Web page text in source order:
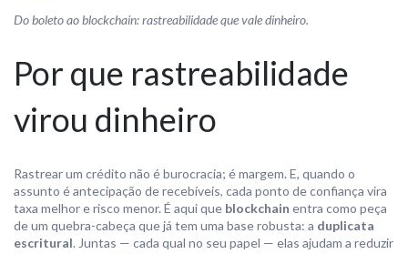
Do boleto ao blockchain: rastreabilidade que vale dinheiro.
Por que rastreabilidade
virou dinheiro
Rastrear um crédito não é burocracia; é margem. E, quando o
assunto é antecipação de recebíveis, cada ponto de confiança vira
taxa melhor e risco menor. É aqui que blockchain entra como peça
de um quebra-cabeça que já tem uma base robusta: a duplicata
escritural. Juntas — cada qual no seu papel — elas ajudam a reduzir